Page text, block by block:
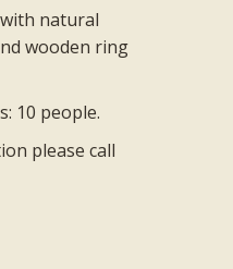
natural
wooden ring
10 people.
please call